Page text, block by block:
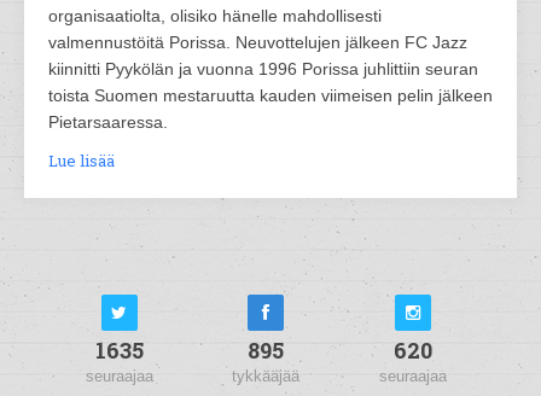
organisaatiolta, olisiko hänelle mahdollisesti
valmennustöitä Porissa. Neuvottelujen jälkeen FC Jazz
kiinnitti Pyykölän ja vuonna 1996 Porissa juhlittiin seuran
toista Suomen mestaruutta kauden viimeisen pelin jälkeen
Pietarsaaressa.
Lue lisää
1635
seuraajaa
895
tykkääjää
620
seuraajaa